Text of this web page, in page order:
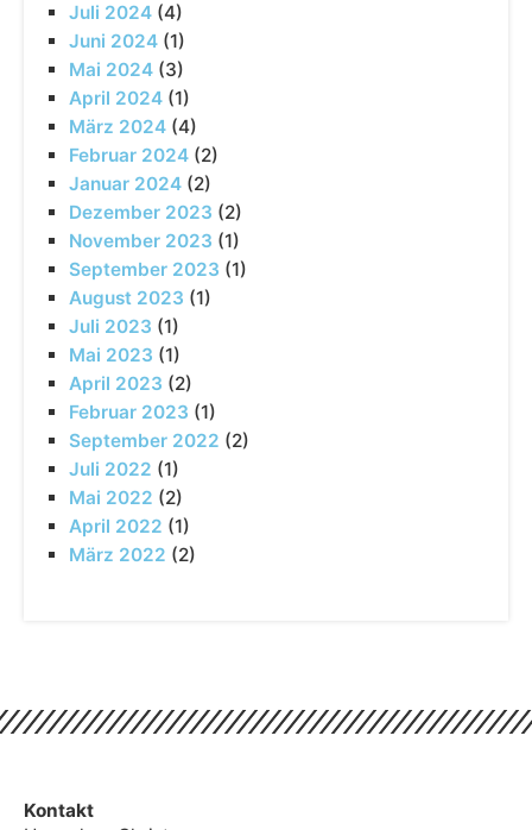
Juli 2024 (4)
Juni 2024 (1)
Mai 2024 (3)
April 2024 (1)
März 2024 (4)
Februar 2024 (2)
Januar 2024 (2)
Dezember 2023 (2)
November 2023 (1)
September 2023 (1)
August 2023 (1)
Juli 2023 (1)
Mai 2023 (1)
April 2023 (2)
Februar 2023 (1)
September 2022 (2)
Juli 2022 (1)
Mai 2022 (2)
April 2022 (1)
März 2022 (2)
Kontakt